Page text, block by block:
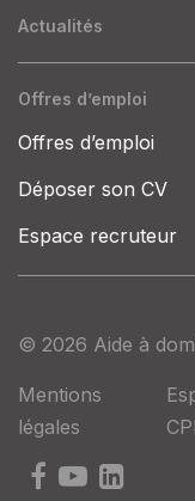
Actualités
Offres d’emploi
Offres d’emploi
Déposer son CV
Espace recruteur
© 2026 Aide à
Mentions
légales